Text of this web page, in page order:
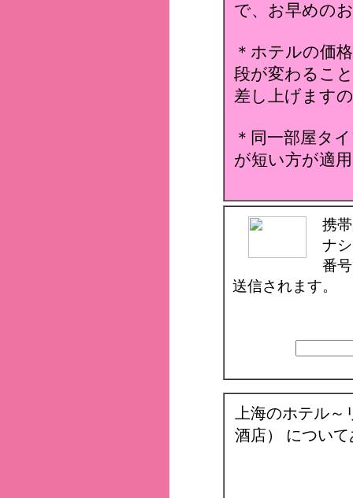
で、お早めの
＊ホテルの価
段が変わるこ
差し上げます
＊同一部屋タ
が短い方が適
携
ナ
番
送信されます。
上海のホテル
酒店） につい